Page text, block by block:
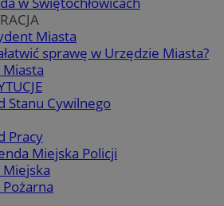
Miasta
sprawę w Urzędzie Miasta?
Miasta
Stanu Cywilnego
Pracy
Miejska Policji
Miejska
Pożarna